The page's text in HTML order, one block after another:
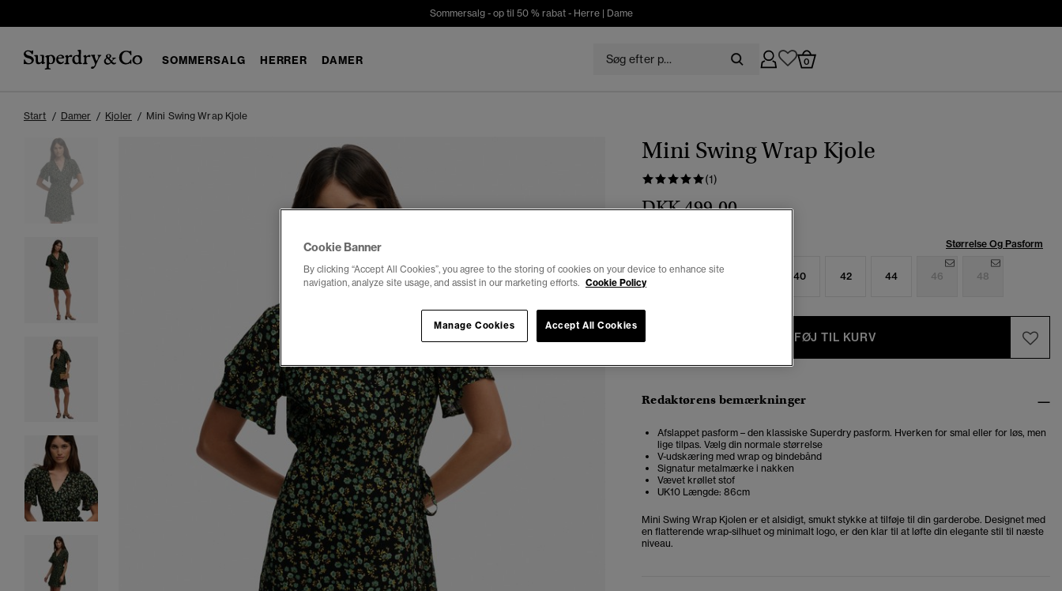
Sommersalg - op til 50 % rabat - Herre| Dame
SOMMERSALG HERRER DAMER 0
Start Damer Kjoler Mini Swing Wrap Kjole
Mini Swing Wrap Kjole
(1)
DKK 499,00
Størrelse Og Pasform
34 36 40 42 44 46 48
TILFØJ TIL KURV
Redaktørens bemærkninger
Afslappet pasform – den klassiske Superdry pasform. Hverken for smal eller for løs, men
lige tilpas. Vælg din normale størrelse
V-udskæring med wrap og bindebånd
Signatur metalmærke i nakken
Vævet krøllet stof
UK10 Længde: 86cm
Mini Swing Wrap Kjolen er et alsidigt, smukt stykke at tilføje til din garderobe. Designet med
en flatterende wrap-silhuet og minimalt logo, er den klar til at løfte din elegante stil til næste
niveau.
Cookie Banner
By clicking “Accept All Cookies”, you agree to the storing of cookies on your device to enhance site
navigation, analyze site usage, and assist in our marketing efforts. Cookie Policy
Accept All Cookies
Manage Cookies